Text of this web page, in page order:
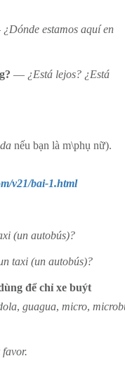
¿Dónde estamos aquí en
— ¿Está lejos? ¿Está
nếu bạn là m\phụ nữ).
v21/bai-1.html
(un autobús)?
taxi (un autobús)?
để chỉ xe buýt
, guagua, micro,